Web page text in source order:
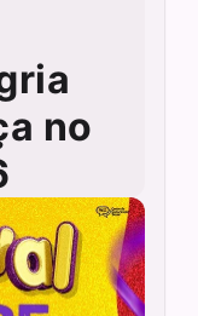
no